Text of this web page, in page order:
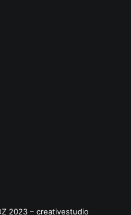
2023 – creativestudio